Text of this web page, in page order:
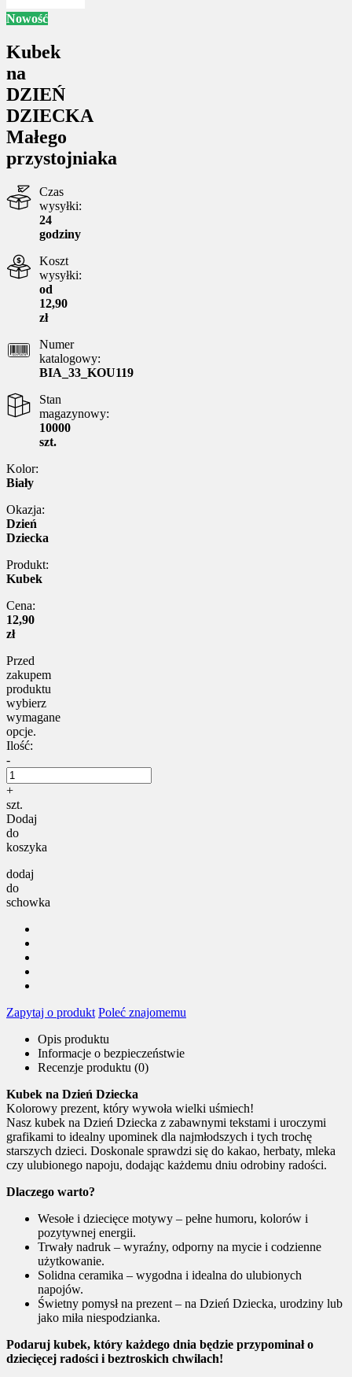
Nowość
Kubek
na
DZIEŃ
DZIECKA
Małego
przystojniaka
Czas
wysyłki:
24
godziny
Koszt
wysyłki:
od
12,90
zł
Numer
katalogowy:
BIA_33_KOU119
Stan
magazynowy:
10000
szt.
Kolor:
Biały
Okazja:
Dzień
Dziecka
Produkt:
Kubek
Cena:
12,90
zł
Przed
zakupem
produktu
wybierz
wymagane
opcje.
Ilość:
-
+
szt.
Dodaj
do
koszyka
dodaj
do
schowka
Zapytaj o produkt Poleć znajomemu
Opis produktu
Informacje o bezpieczeństwie
Recenzje produktu (0)
Kubek na Dzień Dziecka
Kolorowy prezent, który wywoła wielki uśmiech!
Nasz kubek na Dzień Dziecka z zabawnymi tekstami i uroczymi
grafikami to idealny upominek dla najmłodszych i tych trochę
starszych dzieci. Doskonale sprawdzi się do kakao, herbaty, mleka
czy ulubionego napoju, dodając każdemu dniu odrobiny radości.
Dlaczego warto?
Wesołe i dziecięce motywy – pełne humoru, kolorów i
pozytywnej energii.
Trwały nadruk – wyraźny, odporny na mycie i codzienne
użytkowanie.
Solidna ceramika – wygodna i idealna do ulubionych
napojów.
Świetny pomysł na prezent – na Dzień Dziecka, urodziny lub
jako miła niespodzianka.
Podaruj kubek, który każdego dnia będzie przypominał o
dziecięcej radości i beztroskich chwilach!